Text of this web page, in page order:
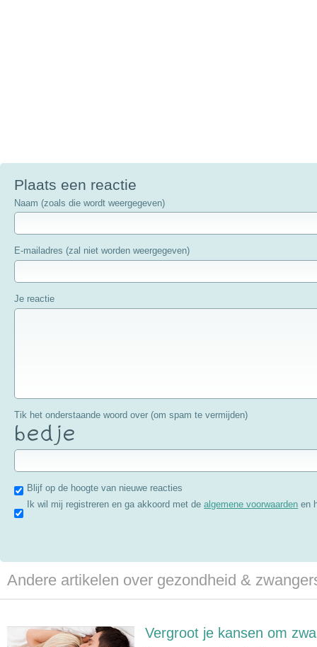
Plaats een reactie
Naam (zoals die wordt weergegeven)
E-mailadres (zal niet worden weergegeven)
Je reactie
Tik het onderstaande woord over (om spam te vermijden)
Blijf op de hoogte van nieuwe reacties
Ik wil mij registreren en ga akkoord met dealgemene voorwaarden en
Andere artikelen over gezondheid &
Vergroot je kansen om